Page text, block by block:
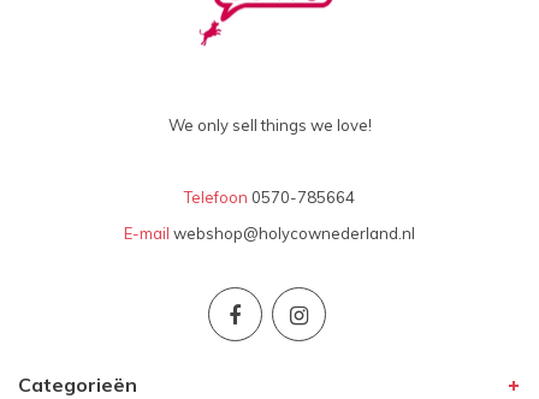
We only sell things we love!
Telefoon 0570-785664
E-mail webshop@holycownederland.nl
Categorieën